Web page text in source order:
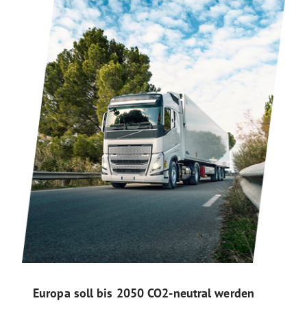
Europa soll bis 2050 CO2-neutral werden